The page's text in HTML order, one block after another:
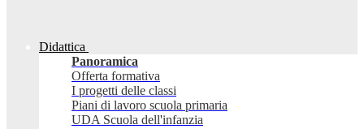
Didattica
Panoramica
Offerta formativa
I progetti delle classi
Piani di lavoro scuola primaria
UDA Scuola dell'infanzia